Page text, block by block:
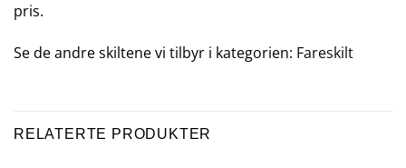
pris.
Se de andre skiltene vi tilbyr i kategorien: Fareskilt
RELATERTE PRODUKTER